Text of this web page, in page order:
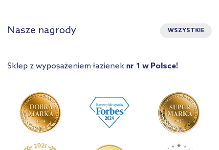
Nasze nagrody WSZYSTKIE
Sklep z wyposażeniem łazienek nr 1 w Polsce!